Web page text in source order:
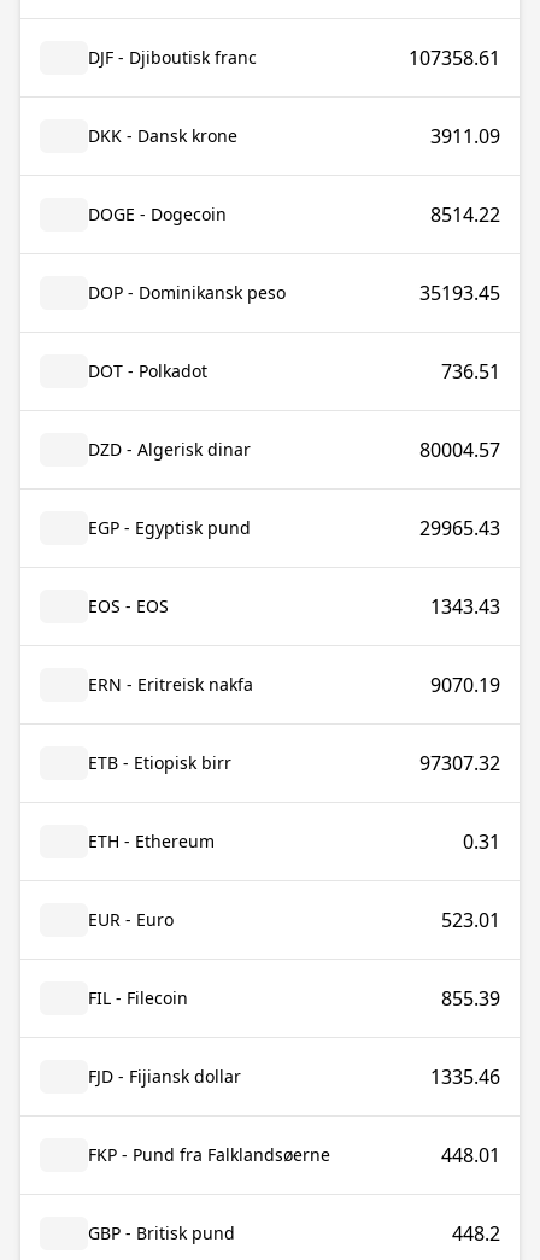
DJF - Djiboutisk franc 107358.61
DKK - Dansk krone 3911.09
DOGE - Dogecoin 8514.22
DOP - Dominikansk peso 35193.45
DOT - Polkadot 736.51
DZD - Algerisk dinar 80004.57
EGP - Egyptisk pund 29965.43
EOS - EOS 1343.43
ERN - Eritreisk nakfa 9070.19
ETB - Etiopisk birr 97307.32
ETH - Ethereum 0.31
EUR - Euro 523.01
FIL - Filecoin 855.39
FJD - Fijiansk dollar 1335.46
FKP - Pund fra Falklandsøerne 448.01
GBP - Britisk pund 448.2